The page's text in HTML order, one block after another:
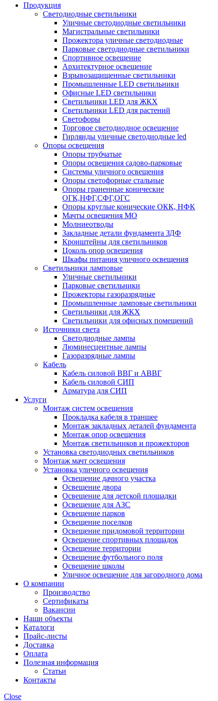
Продукция
Светодиодные светильники
Уличные светодиодные светильники
Магистральные светильники
Прожектора уличные светодиодные
Парковые светодиодные светильники
Спортивное освещение
Архитектурное освещение
Взрывозащищенные светильники
Промышленные LED светильники
Офисные LED светильники
Cветильники LED для ЖКХ
Светильники LED для растений
Светофоры
Торговое светодиодное освещение
Гирлянды уличные светодиодные led
Опоры освещения
Опоры трубчатые
Опоры освещения садово-парковые
Системы уличного освещения
Опоры светофорные стальные
Опоры граненные конические
ОГК,НФГ,СФГ,ОГС
Опоры круглые конические ОКК, НФК
Мачты освещения МО
Молниеотводы
Закладные детали фундамента ЗДФ
Кронштейны для светильников
Цоколь опор освещения
Шкафы питания уличного освещения
Светильники ламповые
Уличные светильники
Парковые светильники
Прожекторы газоразрядные
Промышленные ламповые светильники
Светильники для ЖКХ
Светильники для офисных помещений
Источники света
Светодиодные лампы
Люминесцентные лампы
Газоразрядные лампы
Кабель
Кабель силовой ВВГ и АВВГ
Кабель силовой СИП
Арматура для СИП
Услуги
Монтаж систем освещения
Прокладка кабеля в траншее
Монтаж закладных деталей фундамента
Монтаж опор освещения
Монтаж светильников и прожекторов
Установка светодиодных светильников
Монтаж мачт освещения
Установка уличного освещения
Освещение дачного участка
Освещение двора
Освещение для детской площадки
Освещение для АЗС
Освещение парков
Освещение поселков
Освещение придомовой территории
Освещение спортивных площадок
Освещение территории
Освещение футбольного поля
Освещение школы
Уличное освещение для загородного дома
О компании
Производство
Сертификаты
Вакансии
Наши объекты
Каталоги
Прайс-листы
Доставка
Оплата
Полезная информация
Статьи
Контакты
Close